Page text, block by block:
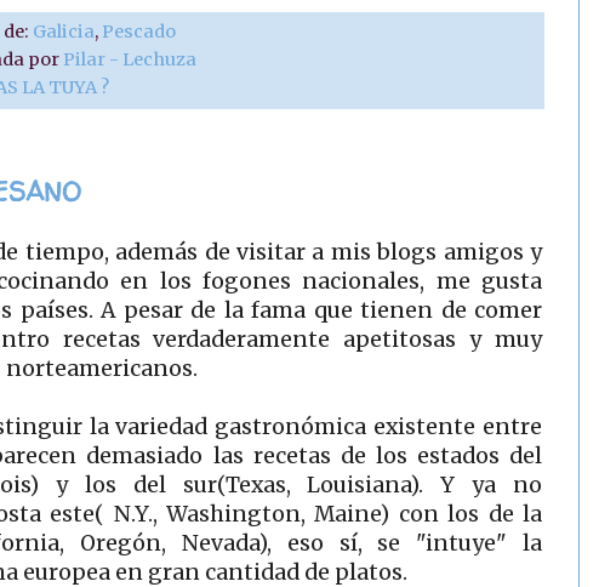
Galicia, Pescado
por Pilar - Lechuza
LA TUYA ?
tiempo, además de visitar a mis blogs amigos y
en los fogones nacionales, me gusta
países. A pesar de la fama que tienen de comer
recetas verdaderamente apetitosas y muy
norteamericanos.
la variedad gastronómica existente entre
demasiado las recetas de los estados del
y los del sur(Texas, Louisiana). Y ya no
este( N.Y., Washington, Maine) con los de la
Oregón, Nevada), eso sí, se "intuye" la
europea en gran cantidad de platos.